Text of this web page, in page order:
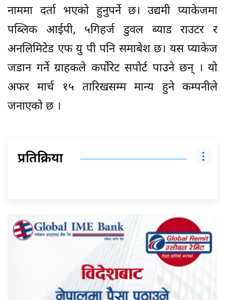
नाममा दर्ता भएको हुनुपर्ने छ। उद्यमी प्याकेजमा
पब्लिक आईपी, ५गिहर्ज डुवल ब्याड राउटर र
अनलिमिटेड एफ यु पी पनि समाबेश छ। यस प्याकेज
जडान गर्ने ग्राहकले कर्पोरेट सपोर्ट पाउने छन् । यो
अफर मार्च १५ तारिखसम्म मान्य हुने कम्पनीले
जनाएको छ ।
प्रतिक्रिया